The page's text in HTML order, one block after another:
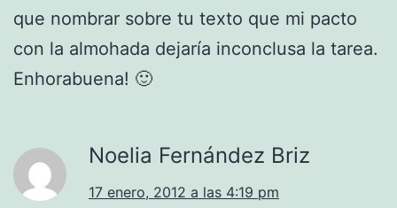
que nombrar sobre tu texto que mi pacto
con la almohada dejaría inconclusa la tarea.
Enhorabuena! 🙂
Noelia Fernández Briz
17 enero, 2012 a las 4:19 pm